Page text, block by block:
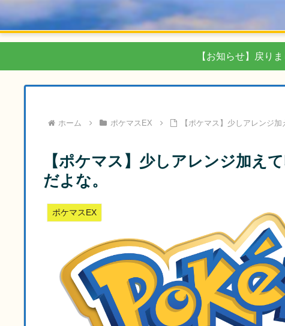
【お知らせ】戻り
ホーム ポケマスEX 【ポケマス】少しアレンジ
【ポケマス】少しアレンジ加え
だよな。
ポケマスEX